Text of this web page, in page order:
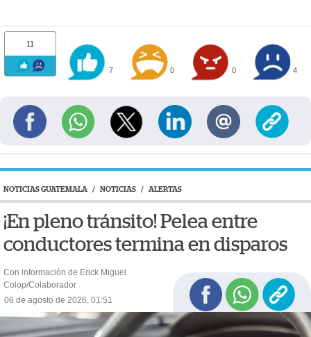
11
7 0 0 4
NOTICIAS GUATEMALA / NOTICIAS / ALERTAS
¡En pleno tránsito! Pelea entre
conductores termina en disparos
Con información de Erick Miguel
Colop/Colaborador
06 de agosto de 2026, 01:51